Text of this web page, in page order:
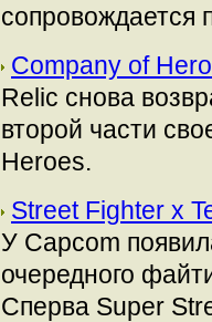
сопровождается
Company of
Relic снова
второй части
Heroes.
Street Fighter x
У Capcom
очередного
Сперва Super